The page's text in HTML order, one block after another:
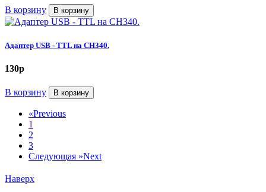
В корзину В корзину
Адаптер USB - TTL на CH340.
130p
В корзину В корзину
«Previous
1
2
3
Следующая »Next
Наверх